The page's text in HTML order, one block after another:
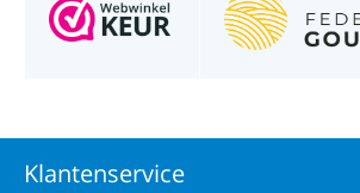
Klantenservice